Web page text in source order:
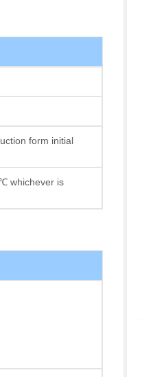
form initial
whichever is